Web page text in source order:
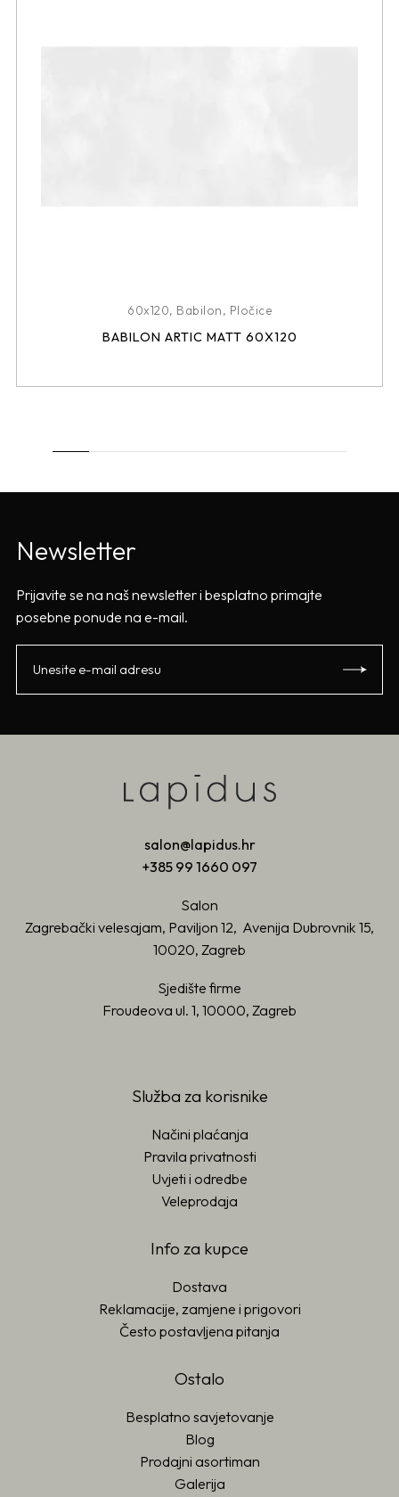
60x120, Babilon, Pločice
BABILON ARTIC MATT 60X120
Newsletter
Prijavite se na naš newsletter i besplatno primajte
posebne ponude na e-mail.
salon@lapidus.hr
+385 99 1660 097
Salon
Zagrebački velesajam, Paviljon 12, Avenija Dubrovnik 15,
10020, Zagreb
Sjedište firme
Froudeova ul. 1, 10000, Zagreb
Služba za korisnike
Načini plaćanja
Pravila privatnosti
Uvjeti i odredbe
Veleprodaja
Info za kupce
Dostava
Reklamacije, zamjene i prigovori
Često postavljena pitanja
Ostalo
Besplatno savjetovanje
Blog
Prodajni asortiman
Galerija